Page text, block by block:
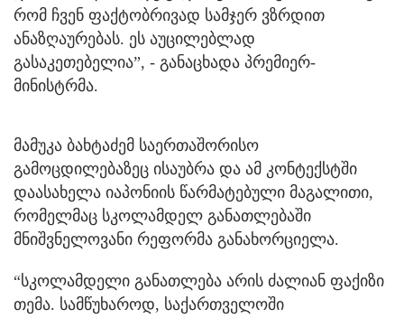
რომ ჩვენ ფაქტობრივად სამჯერ ვზრდით
ანაზღაურებას. ეს აუცილებლად
გასაკეთებელია”, - განაცხადა პრემიერ-
მინისტრმა.
მამუკა ბახტაძემ საერთაშორისო
გამოცდილებაზეც ისაუბრა და ამ კონტექსტში
დაასახელა იაპონიის წარმატებული მაგალითი,
რომელმაც სკოლამდელ განათლებაში
მნიშვნელოვანი რეფორმა განახორციელა.
“სკოლამდელი განათლება არის ძალიან ფაქიზი
თემა. სამწუხაროდ, საქართველოში